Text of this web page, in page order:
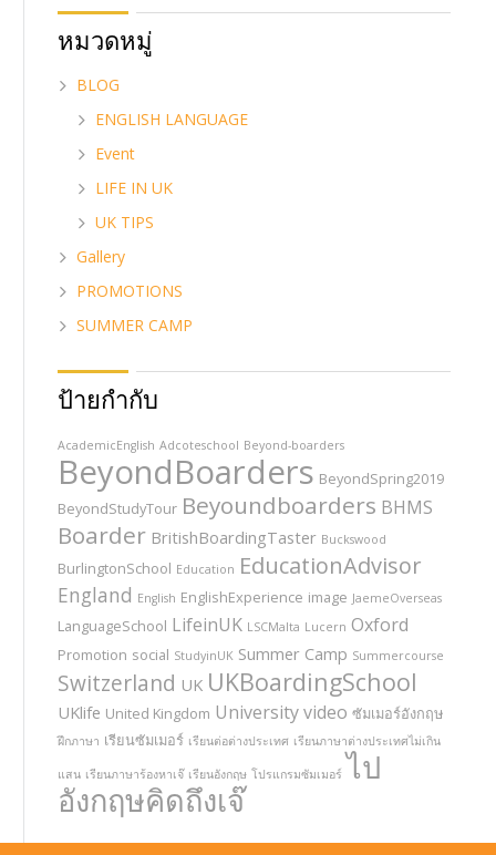
หมวดหมู่
BLOG
ENGLISH LANGUAGE
Event
LIFE IN UK
UK TIPS
Gallery
PROMOTIONS
SUMMER CAMP
ป้ายกำกับ
AcademicEnglish Adcoteschool Beyond-boarders
BeyondBoarders BeyondSpring2019
BeyondStudyTour Beyoundboarders BHMS
Boarder BritishBoardingTaster Buckswood
BurlingtonSchool Education EducationAdvisor
England English EnglishExperience image JaemeOverseas
LanguageSchool LifeinUK LSCMalta Lucern Oxford
Promotion social StudyinUK Summer Camp Summercourse
Switzerland UK UKBoardingSchool
UKlife United Kingdom Universityvideo ซัมเมอร์อังกฤษ
ฝึกภาษา เรียนซัมเมอร์ เรียนต่อต่างประเทศ เรียนภาษาต่างประเทศไม่เกิน
แสน เรียนภาษาร้องหาเจ๊ เรียนอังกฤษ โปรแกรมซัมเมอร์ ไป
อังกฤษคิดถึงเจ๊